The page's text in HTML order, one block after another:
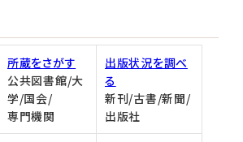
所蔵をさがす
公共図書館/大
学/国会/
専門機関
出版状況を調べ
る
新刊/古書/新聞/
出版社